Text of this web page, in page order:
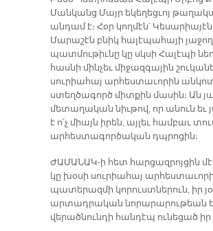
Մանկանց Մայր եկեղեցւոյ
անդամ է։ Հօր կողմէն՝ Կեսարիայէն,
Մարաշէն բնիկ հալէպահայի
պատմութիւնը կը սկսի Հալէպի
հասնի մինչեւ միջազգային
սուրիահայ արհեստաւորին
ստեղծագործ միտքին մասին։ Ան
մետաղական նիւթով, որ անուն եւ
է ո՛չ միայն իրեն, այլեւ համբաւ
արհեստագործական դպրոցին։
ԺԱՄԱՆԱԿ-ի հետ հարցազրոյցին
կը խօսի սուրիահայ
պատերազմի կորուստներուն, իր
արտադրական նորարարութեան
վերածնունդի հանդէպ ունեցած իր